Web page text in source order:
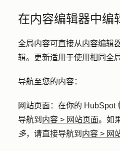
在内容编辑器中编
全局内容可直接从内容编辑
辑。更新适用于使用相同全
导航至您的内容：
网站页面 ：在你的 HubSpot
导航到 内容 > 网站页面。如
多，请直接导航到 内容 > 网